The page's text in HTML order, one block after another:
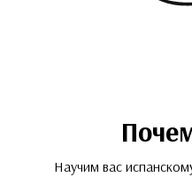
Научим вас